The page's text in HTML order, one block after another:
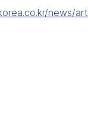
news/